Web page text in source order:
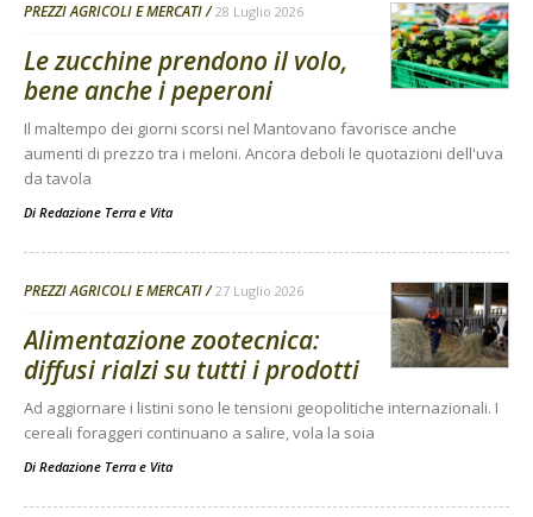
PREZZI AGRICOLI E MERCATI 28 Luglio 2026
Le zucchine prendono il volo,
bene anche i peperoni
Il maltempo dei giorni scorsi nel Mantovano favorisce anche
aumenti di prezzo tra i meloni. Ancora deboli le quotazioni dell'uva
da tavola
Di Redazione Terra e Vita
PREZZI AGRICOLI E MERCATI 27 Luglio 2026
Alimentazione zootecnica:
diffusi rialzi su tutti i prodotti
Ad aggiornare i listini sono le tensioni geopolitiche internazionali. I
cereali foraggeri continuano a salire, vola la soia
Di Redazione Terra e Vita